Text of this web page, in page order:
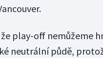
play-off nemůžeme
neutrální půdě,